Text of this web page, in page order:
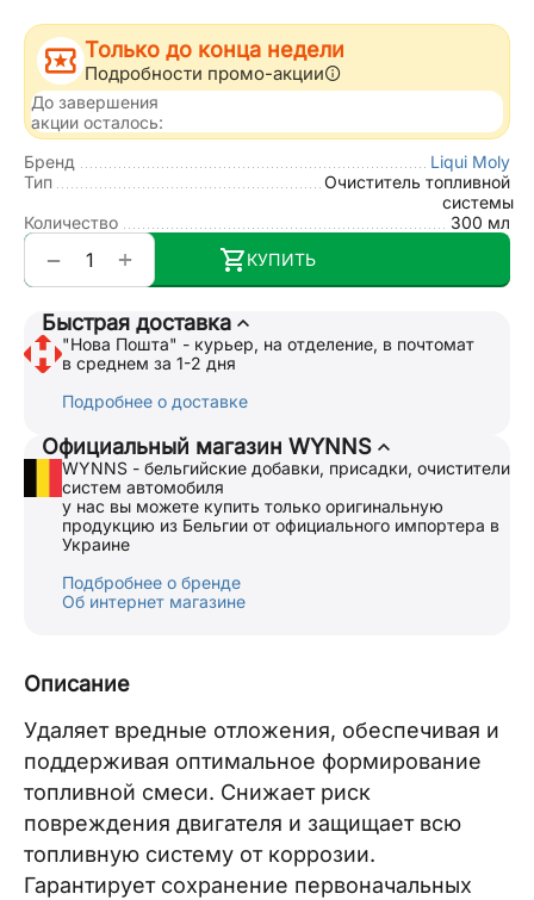
Только до конца недели
Подробности промо-акции
До завершения
акции осталось:
Бренд
Liqui Moly
Тип
Очиститель топливной
системы
Количество
300 мл
+
− КУПИТЬ
Быстрая доставка
"Нова Пошта" - курьер, на отделение, в почтомат
в среднем за 1-2 дня
Подробнее о доставке
Официальный магазин WYNNS
WYNNS - бельгийские добавки, присадки, очистители
систем автомобиля
у нас вы можете купить только оригинальную
продукцию из Бельгии от официального импортера в
Украине
Подбробнее о бренде
Об интернет магазине
Описание
Удаляет вредные отложения, обеспечивая и
поддерживая оптимальное формирование
топливной смеси. Снижает риск
повреждения двигателя и защищает всю
топливную систему от коррозии.
Гарантирует сохранение первоначальных